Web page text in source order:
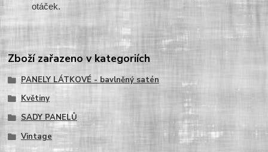
otáček.
Zboží zařazeno v kategoriích
PANELY LÁTKOVÉ - bavlněný satén
Květiny
SADY PANELŮ
Vintage